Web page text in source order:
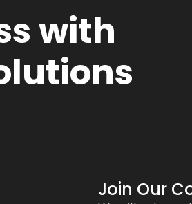
with
Join Our